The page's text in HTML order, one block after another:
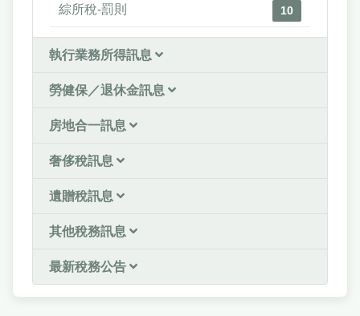
綜所稅-罰則 10
執行業務所得訊息
勞健保／退休金訊息
房地合一訊息
奢侈稅訊息
遺贈稅訊息
其他稅務訊息
最新稅務公告